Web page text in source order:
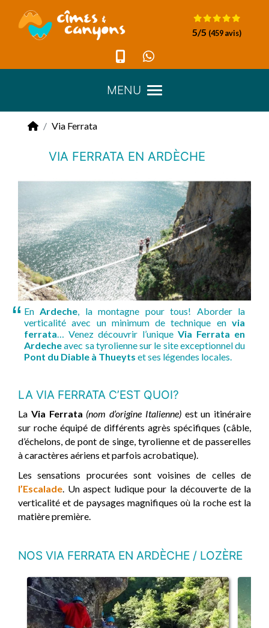
5/5 (459 avis)
MENU
Via Ferrata
VIA FERRATA EN ARDÈCHE
EnArdeche, la montagne pour tous! Aborder la
verticalité avec un minimum de technique en via
ferrata… Venez découvrir l’unique Via Ferrata en
Ardecheavec sa tyrolienne sur le site exceptionnel du
Pont du Diable à Thueyts et ses légendes locales.
LA VIA FERRATA C’EST QUOI?
La Via Ferrata (nom d’origine Italienne)est un itinéraire
sur roche équipé de différents agrès spécifiques (câble,
d’échelons, de pont de singe, tyrolienne et de passerelles
à caractères aériens et parfois acrobatique).
Les sensations procurées sont voisines de celles de
l’Escalade. Un aspect ludique pour la découverte de la
verticalité et de paysages magnifiques où la roche est la
matière première.
NOS VIA FERRATA EN ARDÈCHE / LOZÈRE